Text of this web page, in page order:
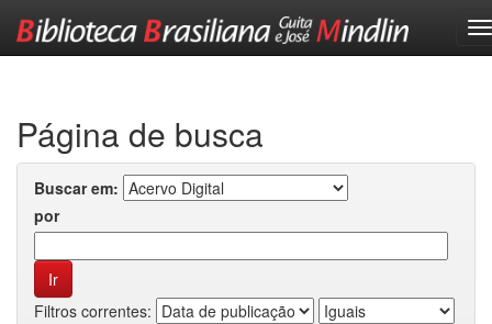
Página de busca
Buscar em:
por
Filtros correntes: